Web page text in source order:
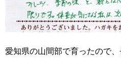
愛知県の山間部で育ったので